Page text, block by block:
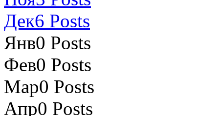
Дек6 Posts
Янв0 Posts
Фев0 Posts
Мар0 Posts
Апр0 Posts